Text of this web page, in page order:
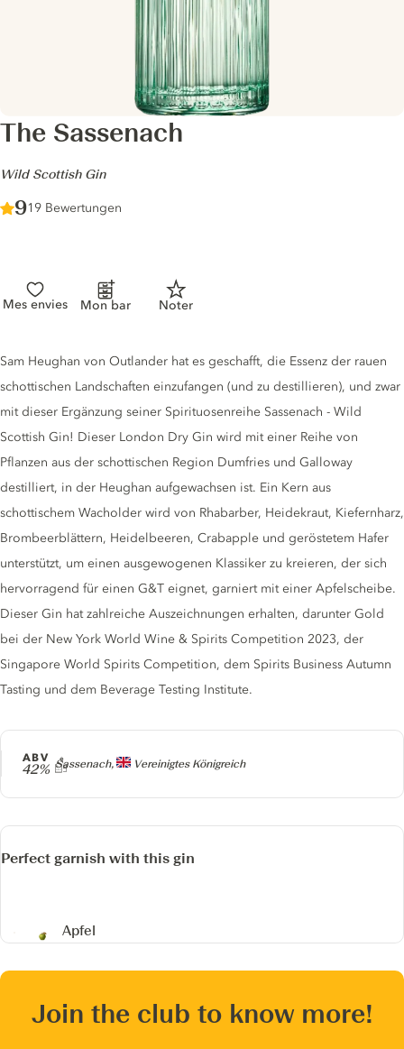
The Sassenach
-Wild Scottish Gin
Score :
9/ 10
19 Bewertungen
Mes envies Mon bar Noter
Producer
Sassenach, Vereinigtes Königreich
ABV
42%
Gin description
Sam Heughan von Outlander hat es geschafft, die Essenz der rauen
schottischen Landschaften einzufangen (und zu destillieren), und zwar
mit dieser Ergänzung seiner Spirituosenreihe Sassenach - Wild
Scottish Gin! Dieser London Dry Gin wird mit einer Reihe von
Pflanzen aus der schottischen Region Dumfries und Galloway
destilliert, in der Heughan aufgewachsen ist. Ein Kern aus
schottischem Wacholder wird von Rhabarber, Heidekraut, Kiefernharz,
Brombeerblättern, Heidelbeeren, Crabapple und geröstetem Hafer
unterstützt, um einen ausgewogenen Klassiker zu kreieren, der sich
hervorragend für einen G&T eignet, garniert mit einer Apfelscheibe.
Dieser Gin hat zahlreiche Auszeichnungen erhalten, darunter Gold
bei der New York World Wine & Spirits Competition 2023, der
Singapore World Spirits Competition, dem Spirits Business Autumn
Tasting und dem Beverage Testing Institute.
Perfect garnish with this gin
Apfel
Join the club to know more!